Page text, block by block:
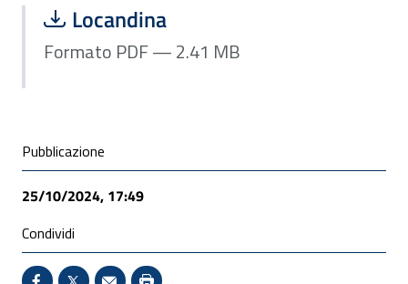
Scarica file:
Locandina
Formato PDF — Dimensione 2.41 MB
Formato PDF — 2.41 MB
Condivisione social
Pubblicazione
25/10/2024, 17:49
Condividi